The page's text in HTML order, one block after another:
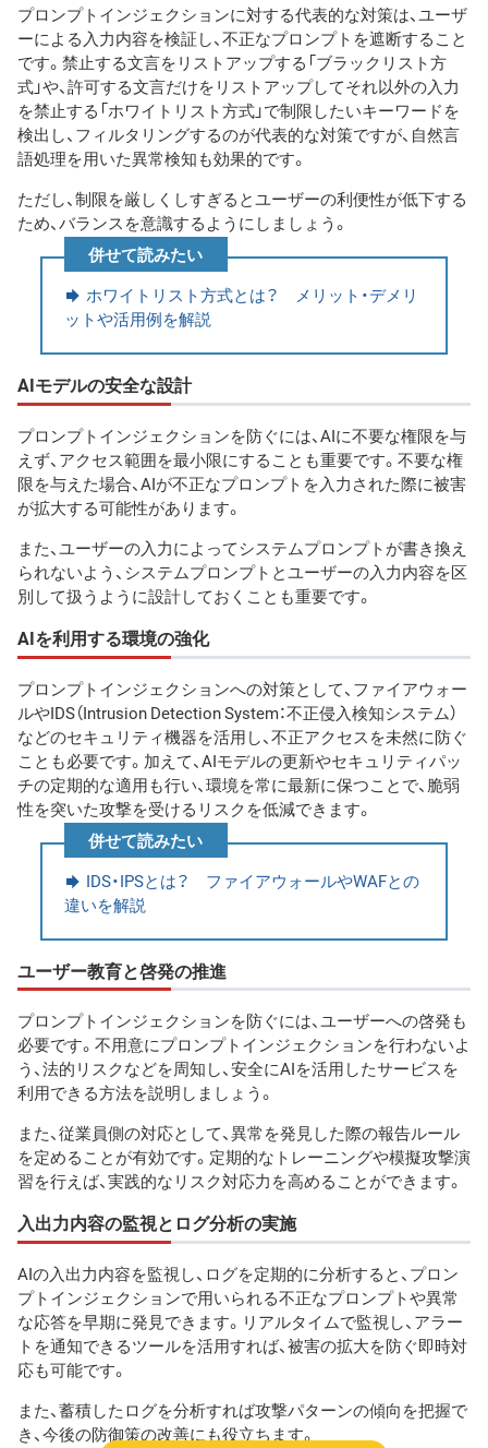
プロンプトインジェクションに対する代表的な対策は、ユーザ
ーによる入力内容を検証し、不正なプロンプトを遮断すること
です。禁止する文言をリストアップする「ブラックリスト方
式」や、許可する文言だけをリストアップしてそれ以外の入力
を禁止する「ホワイトリスト方式」で制限したいキーワードを
検出し、フィルタリングするのが代表的な対策ですが、自然言
語処理を用いた異常検知も効果的です。
ただし、制限を厳しくしすぎるとユーザーの利便性が低下する
ため、バランスを意識するようにしましょう。
併せて読みたい
ホワイトリスト方式とは？ メリット・デメリ
ットや活用例を解説
AIモデルの安全な設計
プロンプトインジェクションを防ぐには、AIに不要な権限を与
えず、アクセス範囲を最小限にすることも重要です。不要な権
限を与えた場合、AIが不正なプロンプトを入力された際に被害
が拡大する可能性があります。
また、ユーザーの入力によってシステムプロンプトが書き換え
られないよう、システムプロンプトとユーザーの入力内容を区
別して扱うように設計しておくことも重要です。
AIを利用する環境の強化
プロンプトインジェクションへの対策として、ファイアウォー
ルやIDS（Intrusion Detection System：不正侵入検知システム）
などのセキュリティ機器を活用し、不正アクセスを未然に防ぐ
ことも必要です。加えて、AIモデルの更新やセキュリティパッ
チの定期的な適用も行い、環境を常に最新に保つことで、脆弱
性を突いた攻撃を受けるリスクを低減できます。
併せて読みたい
IDS・IPSとは？ ファイアウォールやWAFとの
違いを解説
ユーザー教育と啓発の推進
プロンプトインジェクションを防ぐには、ユーザーへの啓発も
必要です。不用意にプロンプトインジェクションを行わないよ
う、法的リスクなどを周知し、安全にAIを活用したサービスを
利用できる方法を説明しましょう。
また、従業員側の対応として、異常を発見した際の報告ルール
を定めることが有効です。定期的なトレーニングや模擬攻撃演
習を行えば、実践的なリスク対応力を高めることができます。
入出力内容の監視とログ分析の実施
AIの入出力内容を監視し、ログを定期的に分析すると、プロン
プトインジェクションで用いられる不正なプロンプトや異常
な応答を早期に発見できます。リアルタイムで監視し、アラー
トを通知できるツールを活用すれば、被害の拡大を防ぐ即時対
応も可能です。
また、蓄積したログを分析すれば攻撃パターンの傾向を把握で
き、今後の防御策の改善にも役立ちます。